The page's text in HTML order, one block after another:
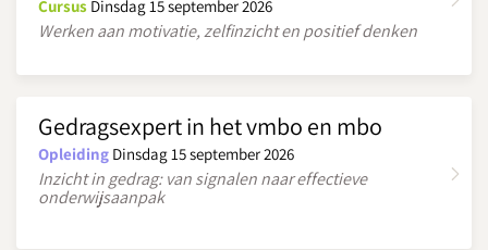
Cursus Dinsdag 15 september 2026
Werken aan motivatie, zelfinzicht en positief denken
Gedragsexpert in het vmbo en mbo
Opleiding Dinsdag 15 september 2026
Inzicht in gedrag: van signalen naar effectieve
onderwijsaanpak